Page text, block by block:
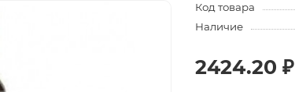
Код товара
Наличие
2424.20 ₽